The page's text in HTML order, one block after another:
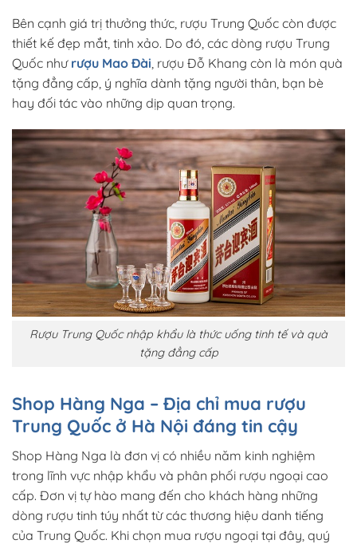
Bên cạnh giá trị thưởng thức, rượu Trung Quốc còn được
thiết kế đẹp mắt, tinh xảo. Do đó, các dòng rượu Trung
Quốc như rượu Mao Đài , rượu Đỗ Khang còn là món quà
tặng đẳng cấp, ý nghĩa dành tặng người thân, bạn bè
hay đối tác vào những dịp quan trọng.
Rượu Trung Quốc nhập khẩu là thức uống tinh tế và quà
tặng đẳng cấp
Shop Hàng Nga – Địa chỉ mua rượu
Trung Quốc ở Hà Nội đáng tin cậy
Shop Hàng Nga là đơn vị có nhiều năm kinh nghiệm
trong lĩnh vực nhập khẩu và phân phối rượu ngoại cao
cấp. Đơn vị tự hào mang đến cho khách hàng những
dòng rượu tinh túy nhất từ các thương hiệu danh tiếng
của Trung Quốc. Khi chọn mua rượu ngoại tại đây, quý